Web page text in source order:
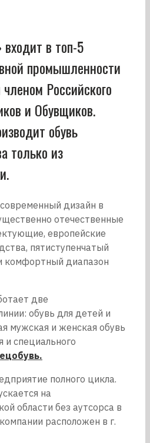
в топ-5
промышленности
Российского
и Обувщиков.
обувь
только из
дизайн в
отечественные
европейские
пятиступенчатый
комфортный диапазон
две
обувь для детей и
мужская и женская обувь
и специального
полного цикла.
на
области без аутсорса в
расположен в г.